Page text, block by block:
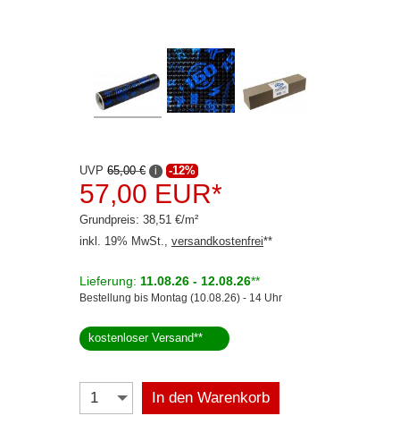
Aktivsystemadapter
Antennenadapter
Antennensplitter
Antennenstab
Antennenverstärker
Antennenzubehör
UVP 65,00 € i -12%
57,00 EUR*
Grundpreis: 38,51 €/m²
inkl. 19% MwSt., versandkostenfrei**
Lieferung: 11.08.26 - 12.08.26**
Bestellung bis Montag (10.08.26) - 14 Uhr
kostenloser Versand**
In den Warenkorb